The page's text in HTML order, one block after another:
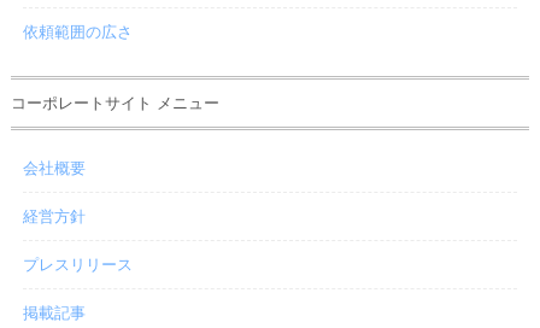
依頼範囲の広さ
コーポレートサイト メニュー
会社概要
経営方針
プレスリリース
掲載記事